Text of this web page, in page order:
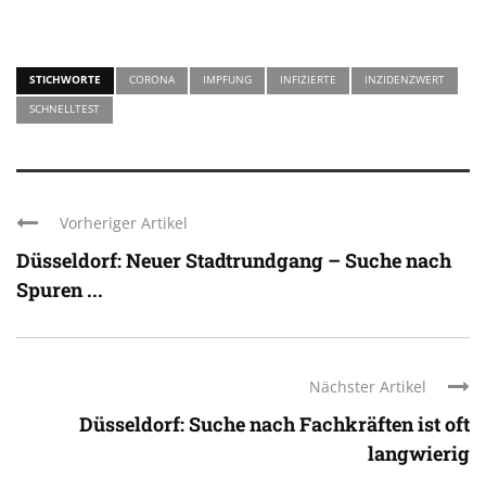
STICHWORTE CORONA IMPFUNG INFIZIERTE
INZIDENZWERT
SCHNELLTEST
Vorheriger Artikel
Düsseldorf: Neuer Stadtrundgang – Suche nach
Spuren ...
Nächster Artikel
Düsseldorf: Suche nach Fachkräften ist oft
langwierig